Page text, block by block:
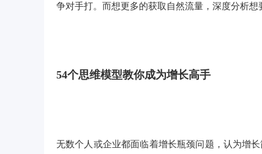
争对手打。而想更多的获取自然流量，深度分析想
54个思维模型教你成为增长高手
无数个人或企业都面临着增长瓶颈问题，认为增